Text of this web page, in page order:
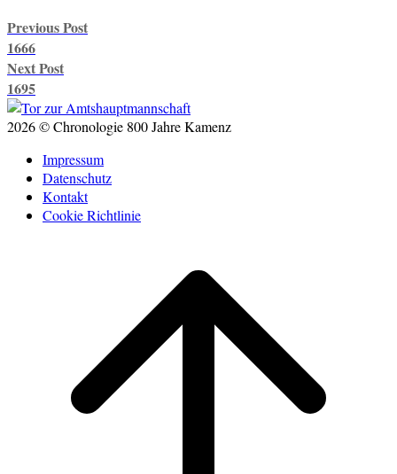
navigation
Previous Post
1666
Next Post
1695
2026 © Chronologie 800 Jahre Kamenz
Impressum
Datenschutz
Kontakt
Cookie Richtlinie